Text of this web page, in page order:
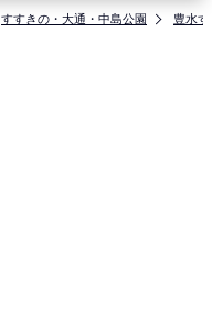
すすきの・大通・中島公園 豊水